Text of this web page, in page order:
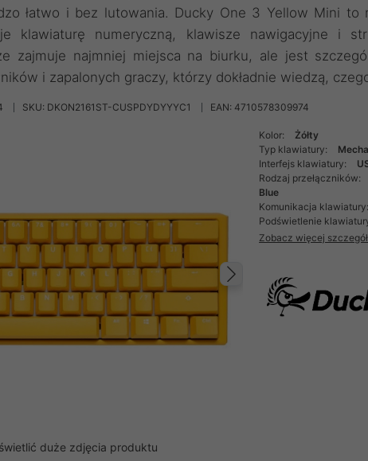
łatwo i bez lutowania. Ducky One 3 Yellow Mini to
klawiaturę numeryczną, klawisze nawigacyjne i
zajmuje najmniej miejsca na biurku, ale jest
i zapalonych graczy, którzy dokładnie wiedzą,
SKU: DKON2161ST-CUSPDYDYYYC1 EAN: 4710578309974
Następny
duże zdjęcia produktu
Kolor:
Żółty
Typ klawiatury:
Interfejs klawiatury:
Rodzaj przełączników:
Blue
Komunikacja klawiatury:
Podświetlenie
Zobacz więcej